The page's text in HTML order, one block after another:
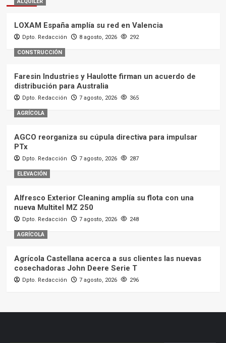
LOXAM España amplía su red en Valencia
Dpto. Redacción 8 agosto, 2026 292
CONSTRUCCIÓN
Faresin Industries y Haulotte firman un acuerdo de
distribución para Australia
Dpto. Redacción 7 agosto, 2026 365
AGRÍCOLA
AGCO reorganiza su cúpula directiva para impulsar
PTx
Dpto. Redacción 7 agosto, 2026 287
ELEVACIÓN
Alfresco Exterior Cleaning amplía su flota con una
nueva Multitel MZ 250
Dpto. Redacción 7 agosto, 2026 248
AGRÍCOLA
Agrícola Castellana acerca a sus clientes las nuevas
cosechadoras John Deere Serie T
Dpto. Redacción 7 agosto, 2026 296